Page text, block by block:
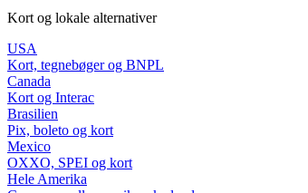
Kort og lokale alternativer
USA
Kort, tegnebøger og BNPL
Canada
Kort og Interac
Brasilien
Pix, boleto og kort
Mexico
OXXO, SPEI og kort
Hele Amerika